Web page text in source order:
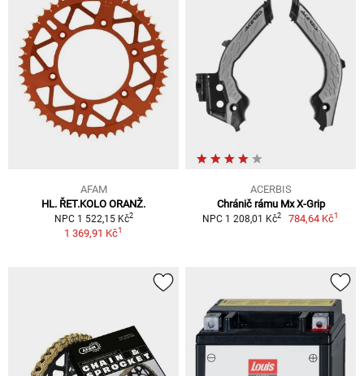
AFAM
HL. ŘET.KOLO ORANŽ.
NPC 1 522,15 Kč2
1 369,91 Kč1
ACERBIS
Chránič rámu Mx X-Grip
NPC 1 208,01 Kč2 784,64 Kč1